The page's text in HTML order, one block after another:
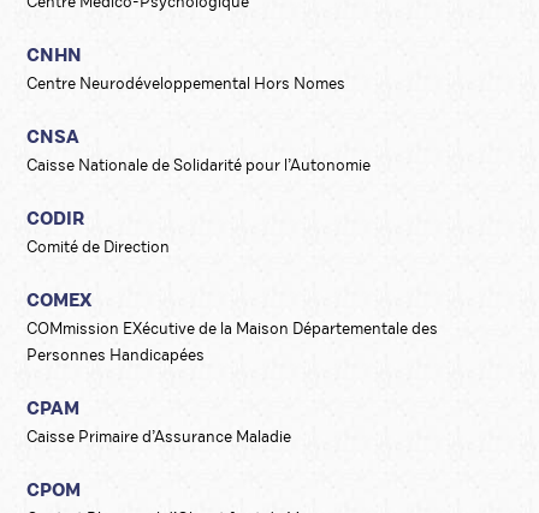
CNHN
Centre Neurodéveloppemental Hors Nomes
CNSA
Caisse Nationale de Solidarité pour l’Autonomie
CODIR
Comité de Direction
COMEX
COMmission EXécutive de la Maison Départementale des
Personnes Handicapées
CPAM
Caisse Primaire d’Assurance Maladie
CPOM